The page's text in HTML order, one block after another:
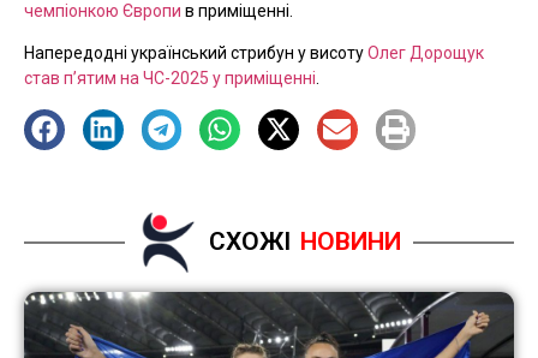
чемпіонкою Європи в приміщенні.
Напередодні український стрибун у висотуОлег Дорощук
став п’ятим на ЧС-2025 у приміщенні.
СХОЖІ НОВИНИ